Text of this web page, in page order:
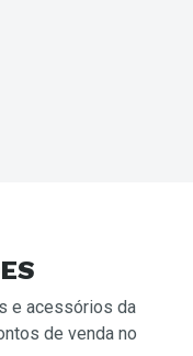
e acessórios da
de venda no